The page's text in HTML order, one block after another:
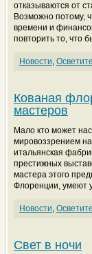
отказываются от
Возможно потому,
времени и
повторить то, что
Новости,
Кованая
мастеров
Мало кто может
мировоззрением
итальянская
престижных
мастера этого
Флоренции, умеют
Новости,
Свет в ночи